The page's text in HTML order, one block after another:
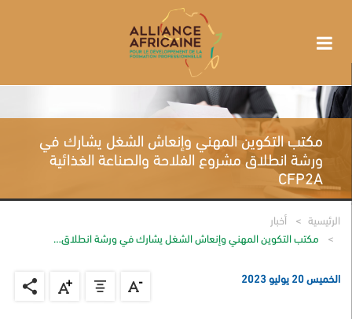
مكتب التكوين المهني وإنعاش الشغل يشارك في
ورشة انطلاق مشروع الفلاحة والصناعة الغذائية
CFP2A
الرئيسية
أخبار
مكتب التكوين المهني وإنعاش الشغل يشارك في ورشة انطلاق…
الخميس 20 يوليو 2023